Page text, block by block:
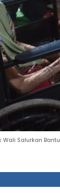
Salurkan